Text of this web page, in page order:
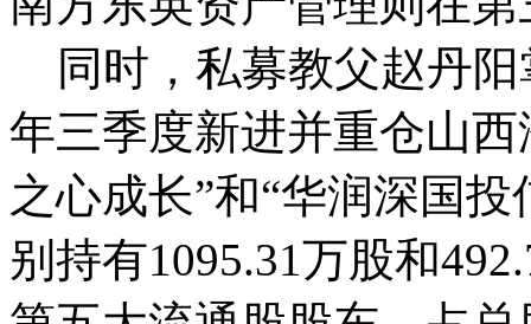
同时，私募教父赵丹阳
年三季度新进并重仓山
之心成长”和“华润深国
别持有1095.31万股和